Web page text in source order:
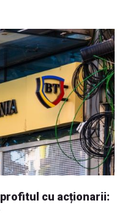
cu acționarii: